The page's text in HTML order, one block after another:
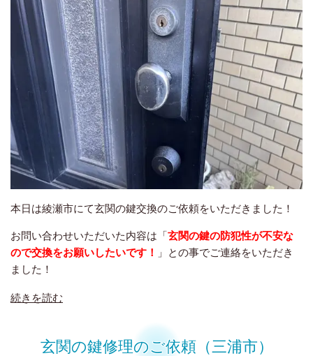
本日は綾瀬市にて玄関の鍵交換のご依頼をいただきました！
お問い合わせいただいた内容は「玄関の鍵の防犯性が不安な
ので交換をお願いしたいです！
」との事でご連絡をいただき
ました！
続きを読む
玄関の鍵修理のご依頼（三浦市）